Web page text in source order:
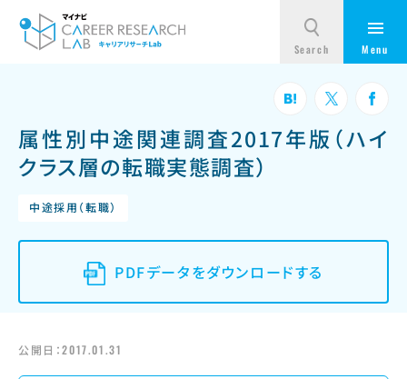
属性別中途関連調査2017年版（ハイ
クラス層の転職実態調査）
中途採用（転職）
PDFデータをダウンロードする
公開日：2017.01.31